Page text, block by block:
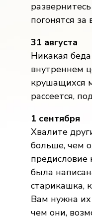
погонятся за
31 августа
Никакая
внутреннем
крушащихся
рассеется,
1 сентября
Хвалите
больше, чем
предисловие
была
старикашка,
Вам нужна
чем они,